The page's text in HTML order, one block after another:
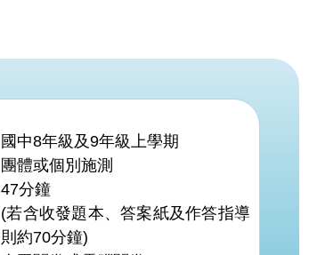
國中8年級及9年級上學期
團體或個別施測
47分鐘
(若含收發題本、答案紙及作答指導
則約70分鐘)